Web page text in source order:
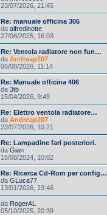
23/07/2026, 21:45
Re: manuale officina 306
da alfredinotte
27/06/2025, 16:03
Re: Ventola radiatore non fun…
da Andreap207
06/08/2026, 11:14
Re: Manuale officina 406
da 3tb
15/04/2026, 9:49
Re: Elettro ventola radiatore…
da Andreap207
23/07/2026, 10:21
Re: Lampadine fari posteriori.
da Gian
15/08/2024, 10:02
Re: Ricerca Cd-Rom per config…
da GLuca77
13/01/2026, 19:46
da RogerAL
05/10/2025, 20:39